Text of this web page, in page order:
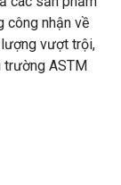
công nhận về
vượt trội,
trường ASTM